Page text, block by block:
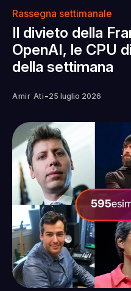
Rassegna settimanale
Il divieto della
OpenAI, le CPU
della settimana
Amir Ati -25 luglio 2026